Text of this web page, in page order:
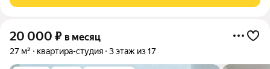
20 000 ₽ в месяц
27 м² квартира-студия 3 этаж из 17